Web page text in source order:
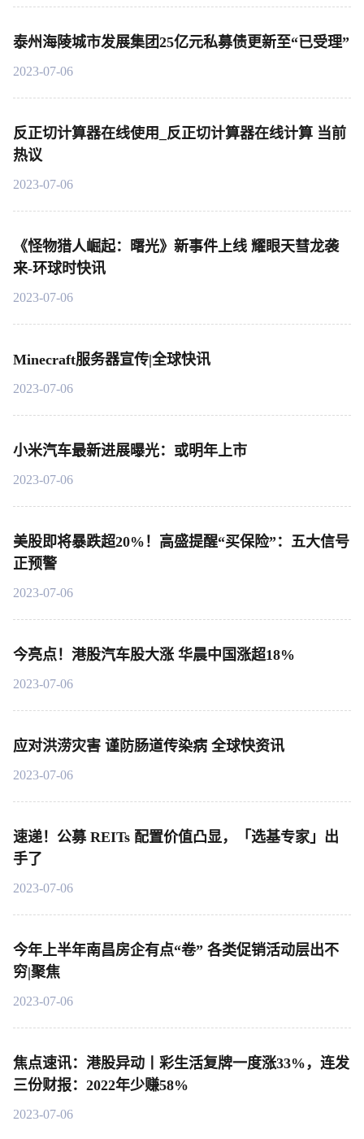
泰州海陵城市发展集团25亿元私募债更新至“已受理”
2023-07-06
反正切计算器在线使用_反正切计算器在线计算 当前
热议
2023-07-06
《怪物猎人崛起：曙光》新事件上线 耀眼天彗龙袭
来-环球时快讯
2023-07-06
Minecraft服务器宣传|全球快讯
2023-07-06
小米汽车最新进展曝光：或明年上市
2023-07-06
美股即将暴跌超20%！高盛提醒“买保险”：五大信号
正预警
2023-07-06
今亮点！港股汽车股大涨 华晨中国涨超18%
2023-07-06
应对洪涝灾害 谨防肠道传染病 全球快资讯
2023-07-06
速递！公募 REITs 配置价值凸显，「选基专家」出
手了
2023-07-06
今年上半年南昌房企有点“卷” 各类促销活动层出不
穷|聚焦
2023-07-06
焦点速讯：港股异动丨彩生活复牌一度涨33%，连发
三份财报：2022年少赚58%
2023-07-06